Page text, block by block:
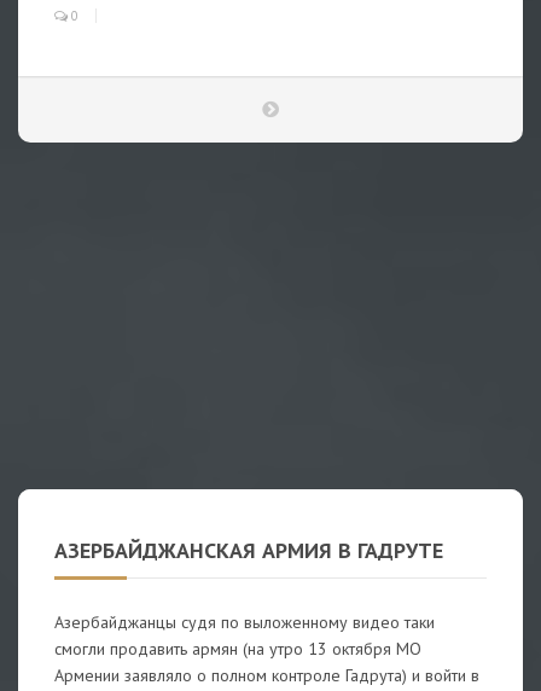
0
АЗЕРБАЙДЖАНСКАЯ АРМИЯ В ГАДРУТЕ
Азербайджанцы судя по выложенному видео таки
смогли продавить армян (на утро 13 октября МО
Армении заявляло о полном контроле Гадрута) и войти в